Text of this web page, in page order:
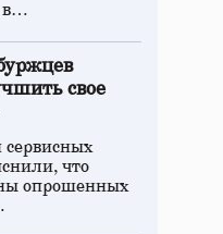
в…
свое
что
опрошенных